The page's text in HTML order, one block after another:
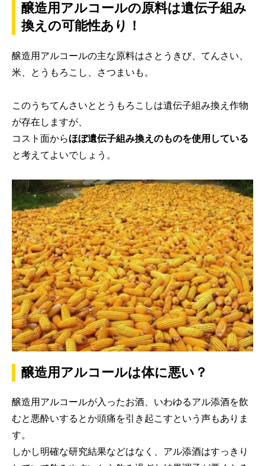
醸造用アルコールの原料は遺伝子組み
換えの可能性あり！
醸造用アルコールの主な原料はさとうきび、てんさい、
米、とうもろこし、さつまいも。
このうちてんさいととうもろこしは遺伝子組み換え作物
が存在しますが、
コスト面からほぼ遺伝子組み換えのものを使用している
と考えてよいでしょう。
醸造用アルコールは体に悪い？
醸造用アルコールが入ったお酒、いわゆるアル添酒を飲
むと悪酔いするとか頭痛を引き起こすという声もありま
す。
しかし明確な研究結果などはなく、アル添酒はすっきり